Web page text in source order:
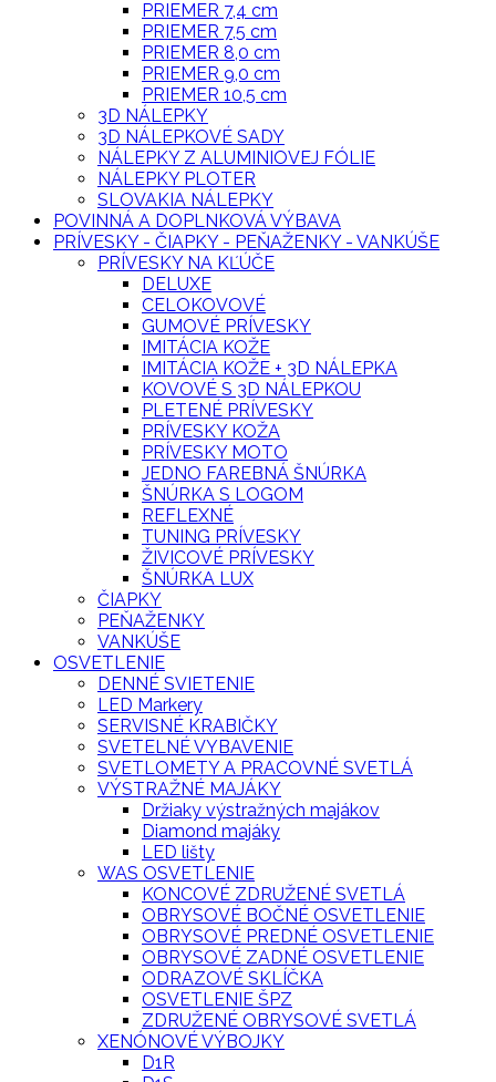
PRIEMER 7,4 cm
PRIEMER 7,5 cm
PRIEMER 8,0 cm
PRIEMER 9,0 cm
PRIEMER 10,5 cm
3D NÁLEPKY
3D NÁLEPKOVÉ SADY
NÁLEPKY Z ALUMINIOVEJ FÓLIE
NÁLEPKY PLOTER
SLOVAKIA NÁLEPKY
POVINNÁ A DOPLNKOVÁ VÝBAVA
PRÍVESKY - ČIAPKY - PEŇAŽENKY - VANKÚŠE
PRÍVESKY NA KĽÚČE
DELUXE
CELOKOVOVÉ
GUMOVÉ PRÍVESKY
IMITÁCIA KOŽE
IMITÁCIA KOŽE + 3D NÁLEPKA
KOVOVÉ S 3D NÁLEPKOU
PLETENÉ PRÍVESKY
PRÍVESKY KOŽA
PRÍVESKY MOTO
JEDNO FAREBNÁ ŠNÚRKA
ŠNÚRKA S LOGOM
REFLEXNÉ
TUNING PRÍVESKY
ŽIVICOVÉ PRÍVESKY
ŠNÚRKA LUX
ČIAPKY
PEŇAŽENKY
VANKÚŠE
OSVETLENIE
DENNÉ SVIETENIE
LED Markery
SERVISNÉ KRABIČKY
SVETELNÉ VYBAVENIE
SVETLOMETY A PRACOVNÉ SVETLÁ
VÝSTRAŽNÉ MAJÁKY
Držiaky výstražných majákov
Diamond majáky
LED lišty
WAS OSVETLENIE
KONCOVÉ ZDRUŽENÉ SVETLÁ
OBRYSOVÉ BOČNÉ OSVETLENIE
OBRYSOVÉ PREDNÉ OSVETLENIE
OBRYSOVÉ ZADNÉ OSVETLENIE
ODRAZOVÉ SKLÍČKA
OSVETLENIE ŠPZ
ZDRUŽENÉ OBRYSOVÉ SVETLÁ
XENÓNOVÉ VÝBOJKY
D1R